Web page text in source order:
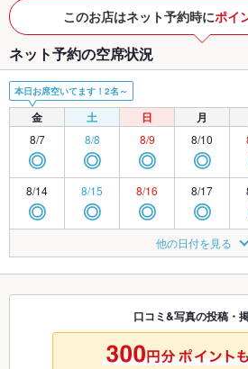
このお店はネット予約時にポイ
ネット予約の空席状況
本日お席空いてます！2名～
金 土 日 月
8/7
◎
8/8
◎
8/9
◎
8/10
◎
8/14
◎
8/15
◎
8/16
◎
8/17
◎
◎ ◎
8/23
◎
8/24
◎
8/28 8/29 8/30
◎
8/31
◎
9/6
他の日付を見る
口コミ&写真の投稿・